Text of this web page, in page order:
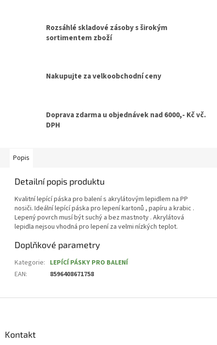
Rozsáhlé skladové zásoby s širokým
sortimentem zboží
Nakupujte za velkoobchodní ceny
Doprava zdarma u objednávek nad 6000,- Kč vč.
DPH
Popis
Detailní popis produktu
Kvalitní lepící páska pro balení s akrylátovým lepidlem na PP
nosiči. Ideální lepící páska pro lepení kartonů , papíru a krabic .
Lepený povrch musí být suchý a bez mastnoty . Akrylátová
lepidla nejsou vhodná pro lepení za velmi nízkých teplot.
Doplňkové parametry
Kategorie: LEPÍCÍ PÁSKY PRO BALENÍ
EAN: 8596408671758
Kontakt